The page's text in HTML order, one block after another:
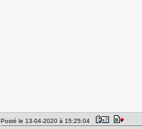
Posté le 13-04-2020 à 15:25:04